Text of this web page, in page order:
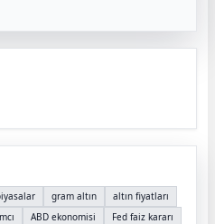
gram altın
altın fiyatları
ABD ekonomisi
Fed faiz kararı